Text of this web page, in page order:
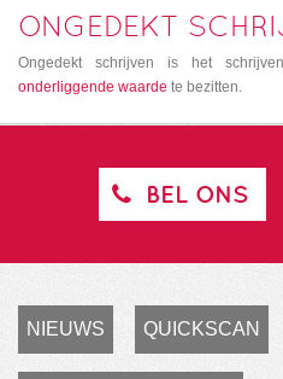
ONGEDEKT
Ongedekt schrijven is het
onderliggende waarde te bezitten.
BEL ONS
NIEUWS QUICKSCAN